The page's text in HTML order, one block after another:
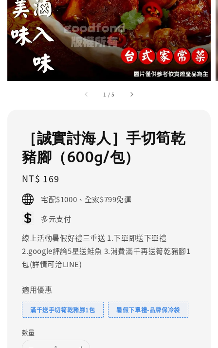
1 /5
［誠實討海人］手切筍乾
豬腳（600g/包）
Regular
price
NT$ 169
宅配$1000、全家$799免運
多元支付
線上活動暑假好禮三重送 1.下單即送下單禮
2.google評論5星送鮭魚 3.消費滿千再送筍乾豬腳1
包(詳情可洽LINE)
適用優惠
滿千送手切筍乾豬腳1包 暑假下單禮-品牌保冷袋
數量